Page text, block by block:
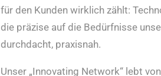
für den Kunden wirklich zählt:
die präzise auf die Bedürfnisse
durchdacht, praxisnah.
Unser „Innovating Network“ lebt